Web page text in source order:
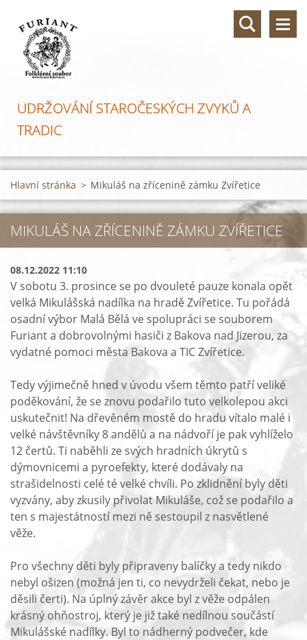
UDRŽOVÁNÍ STAROČESKÝCH ZVYKŮ A
TRADIC
Hlavní stránka > Mikuláš na zřícenině zámku Zvířetice
MIKULÁŠ NA ZŘÍCENINĚ ZÁMKU ZVÍŘETICE
08.12.2022 11:10
V sobotu 3. prosince se po dvouleté pauze konala opět
velká Mikulášská nadílka na hradě Zvířetice. Tu pořádá
osadní výbor Malá Bělá ve spolupráci se souborem
Furiant a dobrovolnými hasiči z Bakova nad Jizerou, za
vydatné pomoci města Bakova a TIC Zvířetice.
Tedy výjimečně hned v úvodu všem těmto patří veliké
poděkování, že se znovu podařilo tuto velkolepou akci
uskutečnit! Na dřevěném mostě do hradu vítalo malé i
velké návštěvníky 8 andělů a na nádvoří je pak vyhlíželo
12 čertů. Ti naběhli ze svých hradních úkrytů s
dýmovnicemi a pyroefekty, které dodávaly na
strašidelnosti celé té velké chvíli. Po zklidnění byly děti
vyzvány, aby zkusily přivolat Mikuláše, což se podařilo a
ten s majestátností mezi ně sestoupil z nasvětlené
věže.
Pro všechny děti byly připraveny balíčky a tedy nikdo
nebyl ošizen (možná jen ti, co nevydrželi čekat, nebo je
děsili čerti). Na úplný závěr akce byl z věže odpálen
krásný ohňostroj, který je již také nedílnou součástí
Mikulášské nadílky. Byl to nádherný podvečer, kde